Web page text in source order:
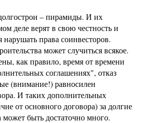
– пирамиды. И их
деле верят в свою честность и
нарушать права соинвесторов.
может случиться всякое.
как правило, время от времени
соглашениях", отказ
(внимание!) равносилен
И таких дополнительных
от основного договора) за долгие
может быть достаточно много.